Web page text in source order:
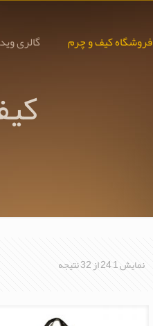
فروشگاه کیف و چرم گالری
نمایش 1–24 از 32 نتیجه
جدیدترین